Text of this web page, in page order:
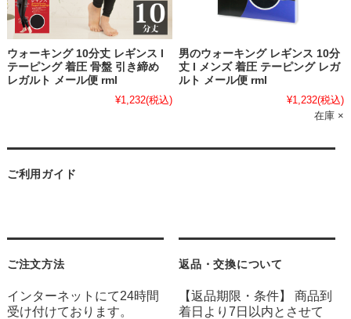
ウォーキング 10分丈 レギンス l
テーピング 着圧 骨盤 引き締め
レガルト メール便 rml
¥1,232(税込)
男のウォーキング レギンス 10分
丈 l メンズ 着圧 テーピング レガ
ルト メール便 rml
¥1,232(税込)
在庫 ×
ご利用ガイド
ご注文方法
インターネットにて24時間
受け付けております。
返品・交換について
【返品期限・条件】 商品到
着日より7日以内とさせて